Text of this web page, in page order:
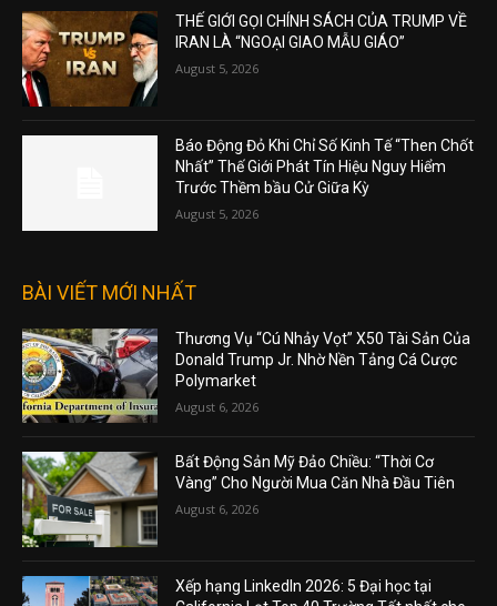
THẾ GIỚI GỌI CHÍNH SÁCH CỦA TRUMP VỀ
IRAN LÀ “NGOẠI GIAO MẪU GIÁO”
August 5, 2026
Báo Động Đỏ Khi Chỉ Số Kinh Tế “Then Chốt
Nhất” Thế Giới Phát Tín Hiệu Nguy Hiểm
Trước Thềm bầu Cử Giữa Kỳ
August 5, 2026
BÀI VIẾT MỚI NHẤT
Thương Vụ “Cú Nhảy Vọt” X50 Tài Sản Của
Donald Trump Jr. Nhờ Nền Tảng Cá Cược
Polymarket
August 6, 2026
Bất Động Sản Mỹ Đảo Chiều: “Thời Cơ
Vàng” Cho Người Mua Căn Nhà Đầu Tiên
August 6, 2026
Xếp hạng LinkedIn 2026: 5 Đại học tại